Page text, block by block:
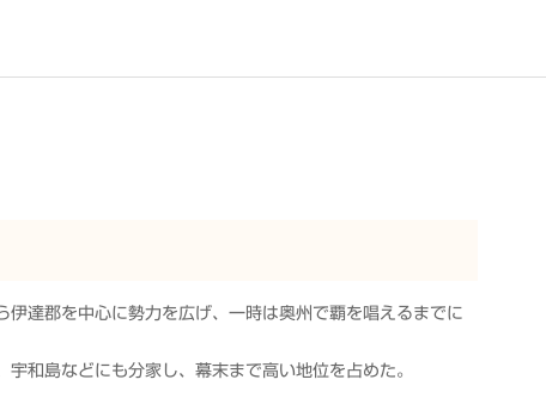
達郡を中心に勢力を広げ、一時は奥州で覇を唱えるまでに
和島などにも分家し、幕末まで高い地位を占めた。